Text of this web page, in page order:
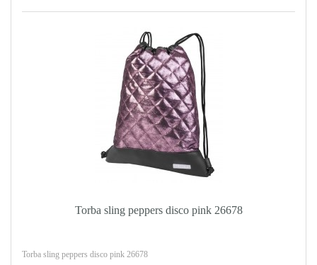
Torba sling peppers disco pink 26678
Torba sling peppers disco pink 26678